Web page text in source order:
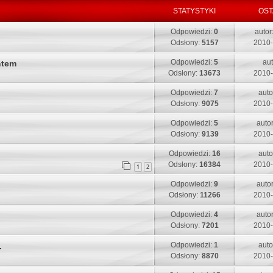
s i
s
t
n
i
p
t
STATYSTYKI
Odpowiedzi: 0
Odsłony: 5157
O
s
t
t
p
s
autor:
Odpowiedzi: 5
Odsłony: 13673
O
s
t
a
t
i
p
s
Odpowiedzi: 7
Odsłony: 9075
O
s
t
a
t
i
p
s
Odpowiedzi: 5
Odsłony: 9139
O
s
t
a
t
i
p
s
1 2
Odpowiedzi: 16
Odsłony: 16384
O
s
t
a
t
i
p
s
Odpowiedzi: 9
Odsłony: 11266
O
s
t
a
t
p
Odpowiedzi: 4
Odsłony: 7201
O
s
t
a
t
Odpowiedzi: 1
Odsłony: 8870
O
s
t